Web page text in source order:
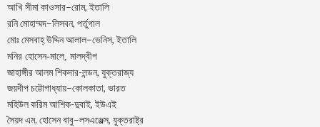
আখি সীমা কাওসার–রোম,ইতালি
রনি মোহাম্মদ–লিসবন, পর্তুগাল
মোঃ মেসবাহ্ উদ্দিন আলাল–ভেনিস,ইতালি
মনির হোসেন-মালে, মালদ্বীপ
জাহাঙ্গীর আলম শিকদার-লন্ডন, যুক্তরাজ্য
জয়দীপ চট্টোপাধ্যায়–কোলকাতা, ভারত
মহিউল করিম আশিক-দুবাই, ইউএই
সৈয়দ এম. হোসেন বাবু–লসএঞ্জেল্স, যুক্তরাষ্ট্র